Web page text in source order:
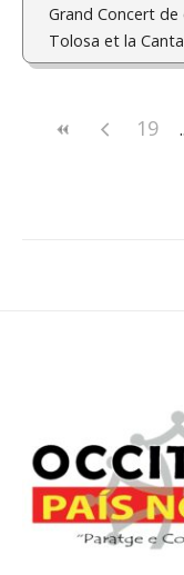
Grand Concert de
Tolosa et la
19